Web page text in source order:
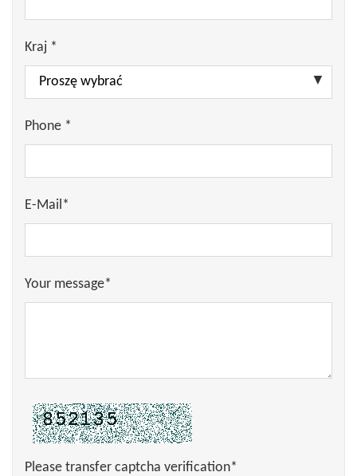
Kraj *
Phone *
E-Mail*
Your message*
Please transfer captcha verification*